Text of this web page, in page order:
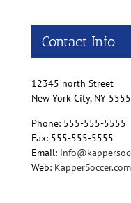
Contact Info
12345 north Street
New York City, NY
Phone: 555-555-5555
Fax: 555-555-5555
Email:
Web: KapperSoccer.com